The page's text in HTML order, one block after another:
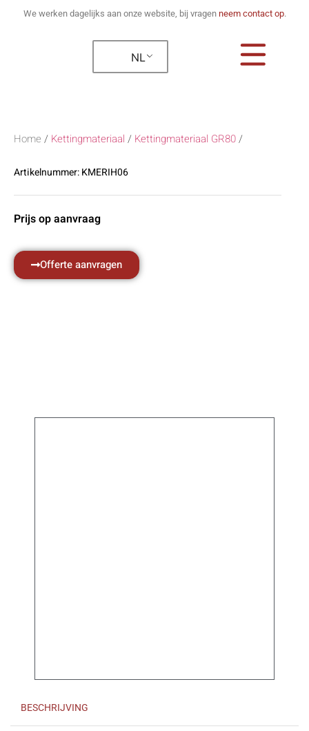
We werken dagelijks aan onze website, bij vragen neem contact op.
NL
Home / Kettingmateriaal / Kettingmateriaal GR80/
Artikelnummer:KMERIH06
Prijs op aanvraag
Offerte aanvragen
BESCHRIJVING